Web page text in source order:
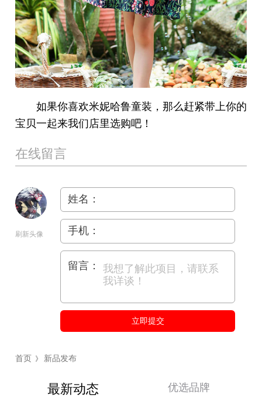
如果你喜欢米妮哈鲁童装，那么赶紧带上你的
宝贝一起来我们店里选购吧！
在线留言
刷新头像
姓名：
手机：
留言：
立即提交
首页 》 新品发布
最新动态 优选品牌